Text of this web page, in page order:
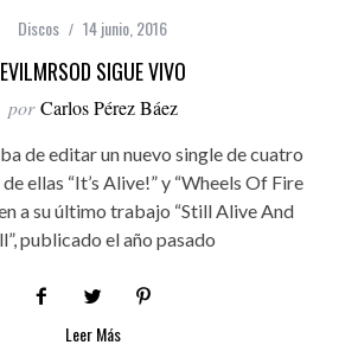
Discos 14 junio, 2016
EVILMRSOD SIGUE VIVO
por Carlos Pérez Báez
de editar un nuevo single de cuatro
ellas “It’s Alive!” y “Wheels Of Fire
a su último trabajo “Still Alive And
publicado el año pasado
Leer Más